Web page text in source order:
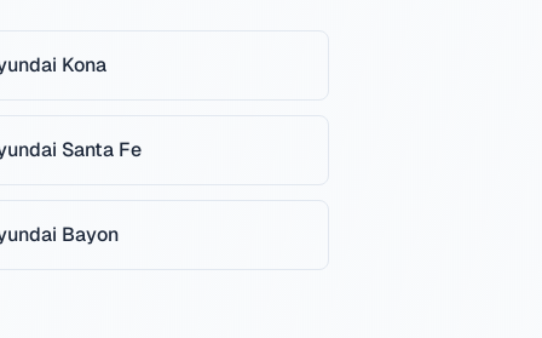
Kona
Santa Fe
Bayon